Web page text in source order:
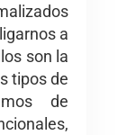
a
son la
tipos de
de